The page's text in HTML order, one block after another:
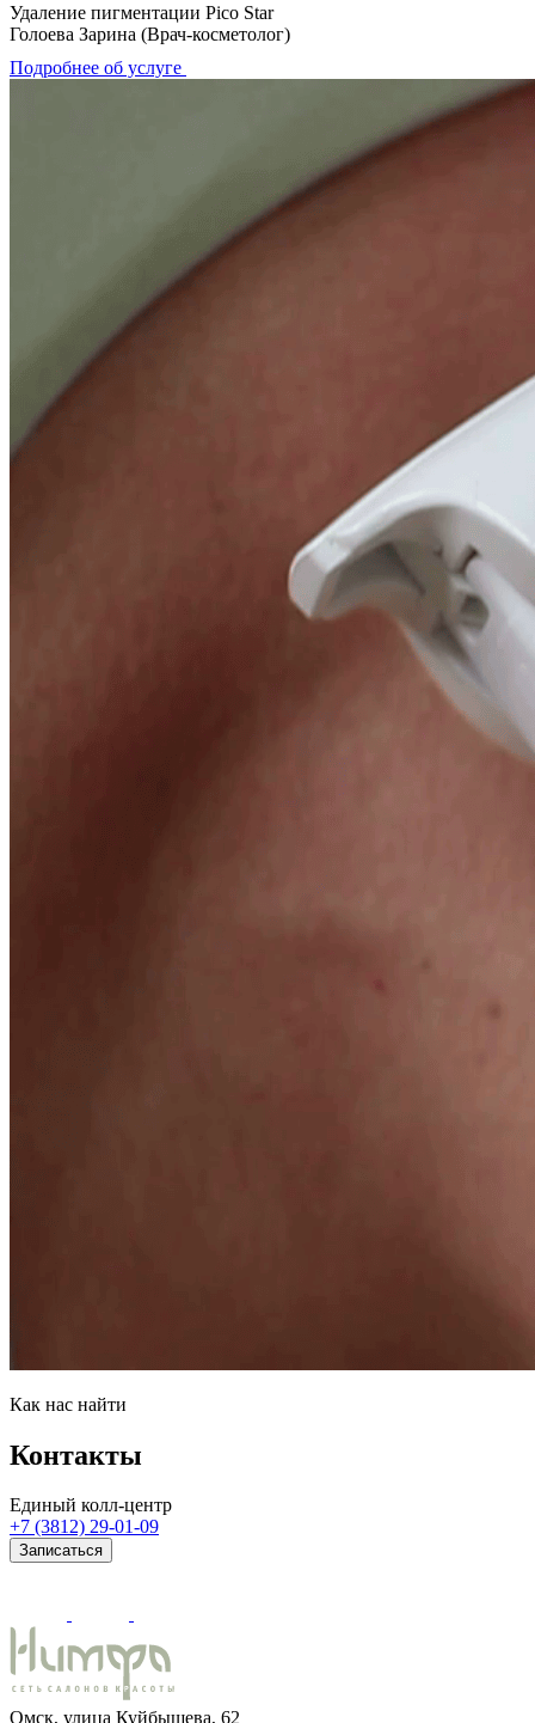
Удаление пигментации Pico Star
Голоева Зарина (Врач-косметолог)
Подробнее об услуге
Как нас найти
Контакты
Единый колл-центр
+7 (3812) 29-01-09
Записаться
Омск, улица Куйбышева, 62